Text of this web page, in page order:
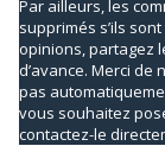
Par ailleurs, les
supprimés s’ils
opinions, partagez
d’avance. Merci
pas
vous souhaitez
contactez-le